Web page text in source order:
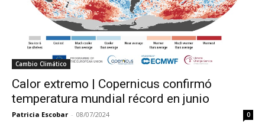
Cambio Climático
Calor extremo | Copernicus confirmó
temperatura mundial récord en junio
Patricia Escobar - 08/07/2024 0